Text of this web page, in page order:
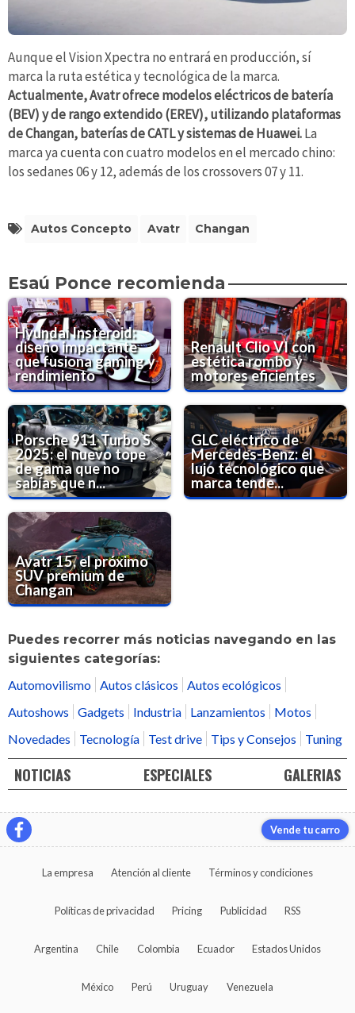
Aunque el Vision Xpectra no entrará en producción, sí
marca la ruta estética y tecnológica de la marca.
Actualmente, Avatr ofrece modelos eléctricos de batería
(BEV) y de rango extendido (EREV), utilizando plataformas
de Changan, baterías de CATL y sistemas de Huawei.La
marca ya cuenta con cuatro modelos en el mercado chino:
los sedanes 06 y 12, además de los crossovers 07 y 11.
Autos Concepto Avatr Changan
Esaú Ponce recomienda
Hyundai Insteroid:
diseño impactante
que fusiona gaming y
rendimiento
Renault Clio VI con
estética rombo y
motores eficientes
Porsche 911 Turbo S
2025: el nuevo tope
de gama que no
sabías que n...
GLC eléctrico de
Mercedes-Benz: el
lujo tecnológico que
marca tende...
Avatr 15, el próximo
SUV premium de
Changan
Puedes recorrer más noticias navegando en las
siguientes categorías:
Automovilismo Autos clásicos
Autos ecológicos
Autoshows
Gadgets Industria Lanzamientos
Motos
Novedades
Tecnología Test drive Tips y Consejos Tuning
NOTICIAS ESPECIALES GALERIAS
Vende tu carro
La empresa Atención al cliente Términos y condiciones
Políticas de privacidad Pricing Publicidad RSS
Argentina Chile Colombia Ecuador Estados Unidos
México Perú Uruguay Venezuela